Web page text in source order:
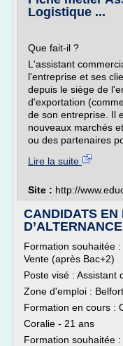
Logistique ...
Que fait-il ?
L'assistant
l'entreprise et ses
depuis le siège de
d'exportation
de son entreprise. Il
nouveaux marchés
ou des partenaires
Lire la suite
Site : http://
CANDIDATS EN
Formation souhaitée
Vente (après Bac+2)
Poste visé : Assistant
Zone d'emploi :
Formation en cours :
Coralie - 21 ans
Formation souhaitée